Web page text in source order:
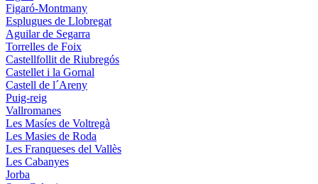
Figaró-Montmany
Esplugues de Llobregat
Aguilar de Segarra
Torrelles de Foix
Castellfollit de Riubregós
Castellet i la Gornal
Castell de l´Areny
Puig-reig
Vallromanes
Les Masíes de Voltregà
Les Masies de Roda
Les Franqueses del Vallès
Les Cabanyes
Jorba